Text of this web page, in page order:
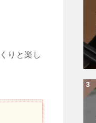
りと楽し